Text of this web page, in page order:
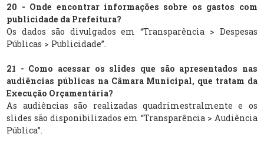
20 - Onde encontrar informações sobre os gastos com
publicidade da Prefeitura?
Os dados são divulgados em “Transparência > Despesas
Públicas > Publicidade”.
21 - Como acessar os slides que são apresentados nas
audiências públicas na Câmara Municipal, que tratam da
Execução Orçamentária?
As audiências são realizadas quadrimestralmente e os
slides são disponibilizados em “Transparência > Audiência
Pública”.